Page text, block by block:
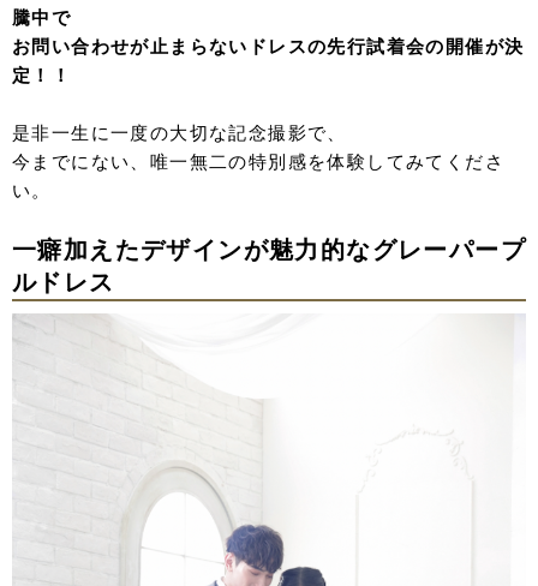
騰中で
お問い合わせが止まらないドレスの先行試着会の開催が決
定！！
是非一生に一度の大切な記念撮影で、
今までにない、唯一無二の特別感を体験してみてくださ
い。
一癖加えたデザインが魅力的なグレーパープ
ルドレス